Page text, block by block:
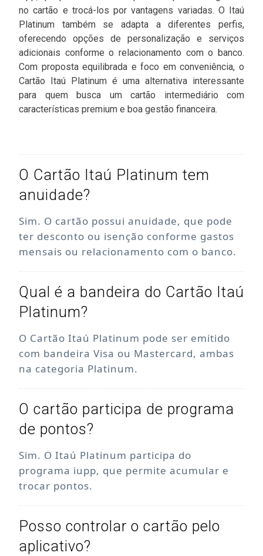
no cartão e trocá-los por vantagens variadas. O Itaú
Platinum também se adapta a diferentes perfis,
oferecendo opções de personalização e serviços
adicionais conforme o relacionamento com o banco.
Com proposta equilibrada e foco em conveniência, o
Cartão Itaú Platinum é uma alternativa interessante
para quem busca um cartão intermediário com
características premium e boa gestão financeira.
O Cartão Itaú Platinum tem
anuidade?
Sim. O cartão possui anuidade, que pode
ter desconto ou isenção conforme gastos
mensais ou relacionamento com o banco.
Qual é a bandeira do Cartão Itaú
Platinum?
O Cartão Itaú Platinum pode ser emitido
com bandeira Visa ou Mastercard, ambas
na categoria Platinum.
O cartão participa de programa
de pontos?
Sim. O Itaú Platinum participa do
programa iupp, que permite acumular e
trocar pontos.
Posso controlar o cartão pelo
aplicativo?